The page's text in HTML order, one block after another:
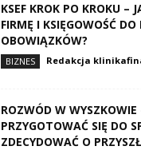
KSEF KROK PO KROKU –
FIRMĘ I KSIĘGOWOŚĆ
OBOWIĄZKÓW?
BIZNES Redakcja
ROZWÓD W
PRZYGOTOWAĆ SIĘ DO
ZDECYDOWAĆ O